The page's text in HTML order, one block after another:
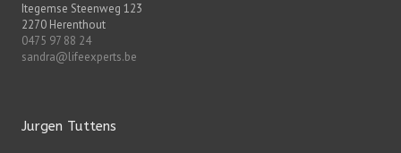
Itegemse Steenweg 123
2270 Herenthout
0475 97 88 24
sandra@lifeexperts.be
Jurgen Tuttens